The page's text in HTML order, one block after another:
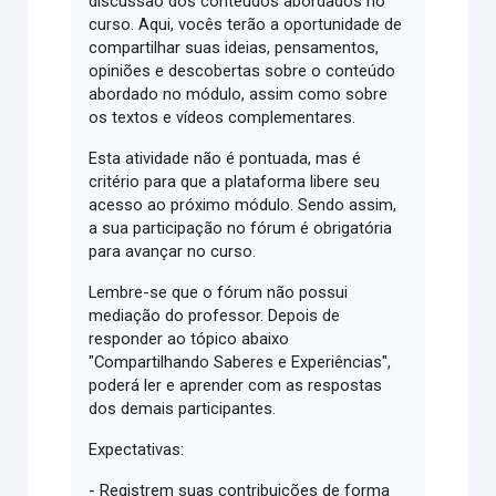
curso. Aqui, vocês terão a oportunidade de
compartilhar suas ideias, pensamentos,
opiniões e descobertas sobre o conteúdo
abordado no módulo, assim como sobre
os textos e vídeos complementares.
Esta atividade não é pontuada, mas é
critério para que a plataforma libere seu
acesso ao próximo módulo. Sendo assim,
a sua participação no fórum é obrigatória
para avançar no curso.
Lembre-se que o fórum não possui
mediação do professor. Depois de
responder ao tópico abaixo
"Compartilhando Saberes e Experiências",
poderá ler e aprender com as respostas
dos demais participantes.
Expectativas:
- Registrem suas contribuições de forma